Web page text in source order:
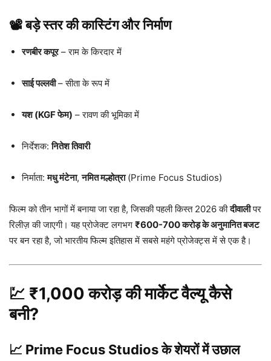
📽️ बड़े स्तर की कास्टिंग और निर्माण
रणबीर कपूर– राम के किरदार में
साई पल्लवी– सीता के रूप में
यश (KGF फेम) – रावण की भूमिका में
निर्देशक:नितेश तिवारी
निर्माता:मधु मंटेना,नमित मल्होत्रा(Prime Focus Studios)
फिल्म को तीन भागों में बनाया जा रहा है, जिसकी पहली किस्त 2026 कीदीवालीपर
रिलीज़ की जाएगी। यह प्रोजेक्ट लगभग ₹600-700 करोड़ के अनुमानित बजट
पर बन रहा है, जो भारतीय फिल्म इतिहास में सबसे महंगे प्रोजेक्ट्स में से एक है।
💹 ₹1,000 करोड़ की मार्केट वैल्यू कैसे
बनी?
📈 Prime Focus Studios के शेयरों में उछाल